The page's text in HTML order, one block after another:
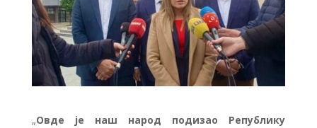
„Овде је наш народ подизао Републику